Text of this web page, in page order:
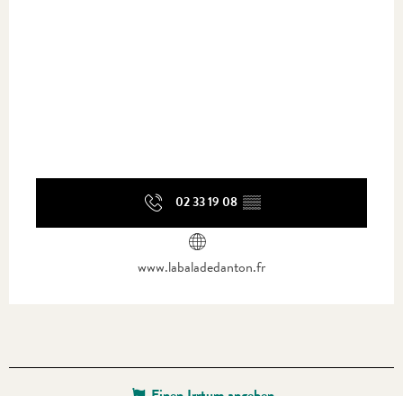
02 33 19 08 ▒▒
www.labaladedanton.fr